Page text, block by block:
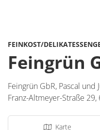
FEINKOST/
Feingrün
Feingrün GbR, Pascal und
Franz-Altmeyer-Straße 29,
Karte